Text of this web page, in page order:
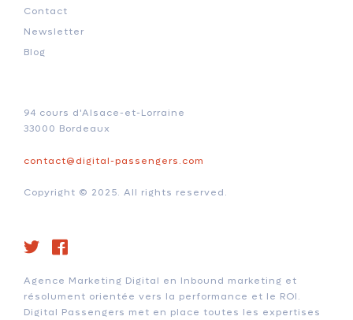
Contact
Newsletter
Blog
94 cours d'Alsace-et-Lorraine
33000 Bordeaux
contact@digital-passengers.com
Copyright © 2025. All rights reserved.
Agence Marketing Digital en Inbound marketing et
résolument orientée vers la performance et le ROI.
Digital Passengers met en place toutes les expertises